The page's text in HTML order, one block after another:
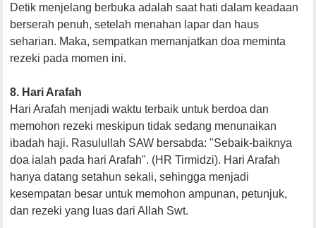
Detik menjelang berbuka adalah saat hati dalam keadaan
berserah penuh, setelah menahan lapar dan haus
seharian. Maka, sempatkan memanjatkan doa meminta
rezeki pada momen ini.
8. Hari Arafah
Hari Arafah menjadi waktu terbaik untuk berdoa dan
memohon rezeki meskipun tidak sedang menunaikan
ibadah haji. Rasulullah SAW bersabda: "Sebaik-baiknya
doa ialah pada hari Arafah". (HR Tirmidzi). Hari Arafah
hanya datang setahun sekali, sehingga menjadi
kesempatan besar untuk memohon ampunan, petunjuk,
dan rezeki yang luas dari Allah Swt.